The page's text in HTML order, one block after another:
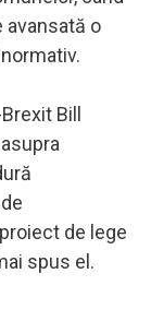
avansată o
Bill
de lege
spus el.